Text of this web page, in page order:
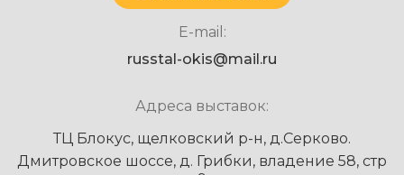
E-mail:
russtal-okis@mail.ru
Адреса выставок:
ТЦ Блокус, щелковский р-н, д.Серково.
Дмитровское шоссе, д. Грибки, владение 58, стр